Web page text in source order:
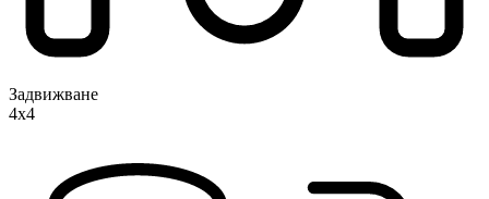
Задвижване
4x4